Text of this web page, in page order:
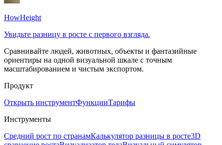
HowHeight
Увидьте разницу в росте с первого взгляда.
Сравнивайте людей, животных, объекты и фантазийные
ориентиры на одной визуальной шкале с точным
масштабированием и чистым экспортом.
Продукт
Открыть инструментФункцииТарифы
Инструменты
Средний рост по странамКалькулятор разницы в росте3D